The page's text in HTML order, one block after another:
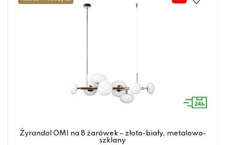
Żyrandol OMI na 8 żarówek – złoto-biały, metalowo-
szklany